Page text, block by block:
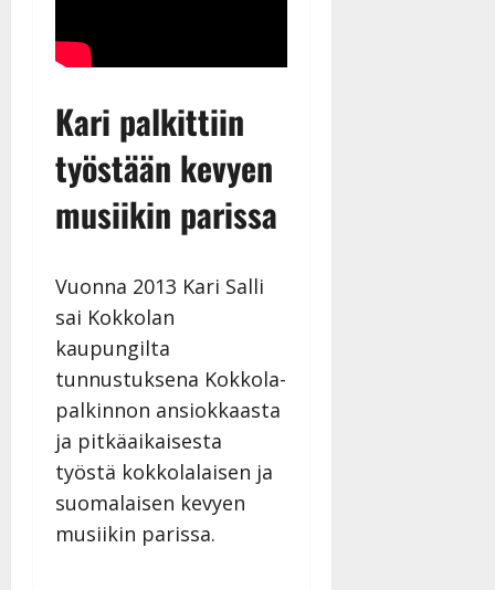
Kari palkittiin
työstään kevyen
musiikin parissa
Vuonna 2013 Kari Salli
sai Kokkolan
kaupungilta
tunnustuksena Kokkola-
palkinnon ansiokkaasta
ja pitkäaikaisesta
työstä kokkolalaisen ja
suomalaisen kevyen
musiikin parissa.